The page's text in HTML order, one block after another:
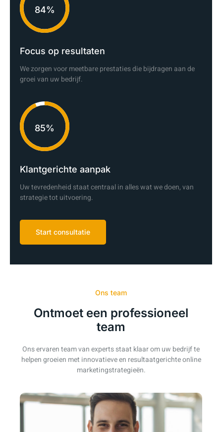
92%
Focus op resultaten
We zorgen voor meetbare prestaties die bijdragen aan de
groei van uw bedrijf.
94%
Klantgerichte aanpak
Uw tevredenheid staat centraal in alles wat we doen, van
strategie tot uitvoering.
Start consultatie
Ons team
Ontmoet een professioneel
team
Ons ervaren team van experts staat klaar om uw bedrijf te
helpen groeien met innovatieve en resultaatgerichte online
marketingstrategieën.